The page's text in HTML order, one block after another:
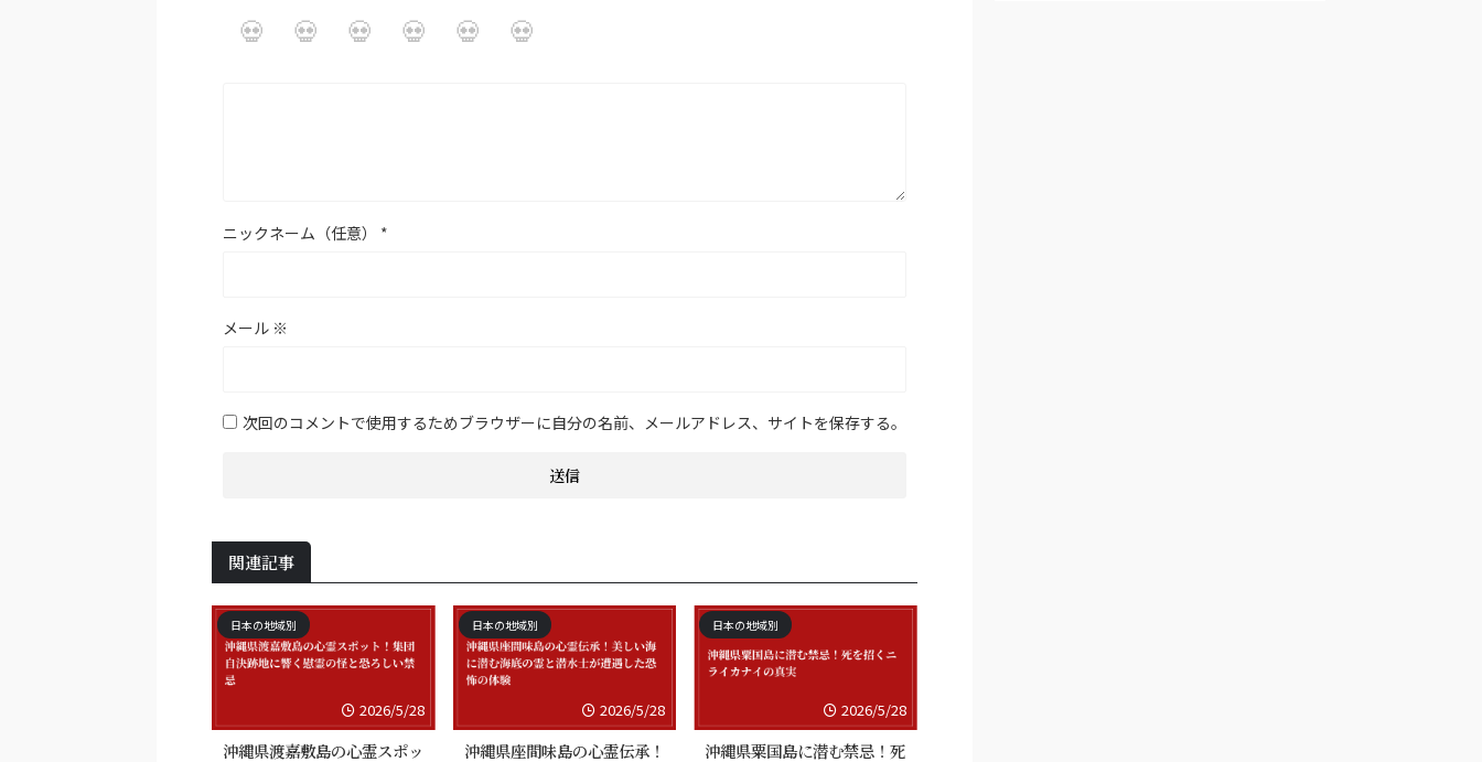
ニックネーム（任意） *
メール ※
次回のコメントで使用するためブラウザーに自分の名前、メールアドレス、サイトを保存する。
関連記事
日本の地域別
2026/5/28
沖縄県渡嘉敷島の心霊スポッ
日本の地域別
2026/5/28
沖縄県座間味島の心霊伝承！
日本の地域別
2026/5/28
沖縄県粟国島に潜む禁忌！死